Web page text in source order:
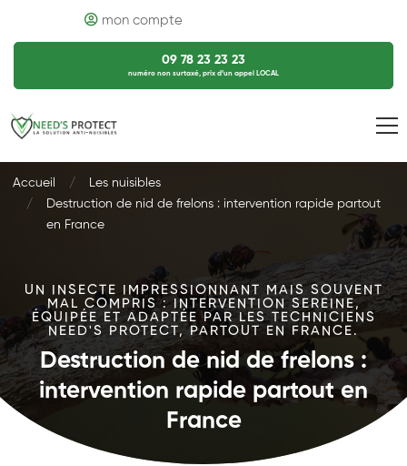
mon compte
09 78 23 23 23
numéro non surtaxé, prix d’un appel LOCAL
Accueil
Les nuisibles
Destruction de nid de frelons : intervention rapide partout
en France
UN INSECTE IMPRESSIONNANT MAIS SOUVENT
MAL COMPRIS : INTERVENTION SEREINE,
ÉQUIPÉE ET ADAPTÉE PAR LES TECHNICIENS
NEED'S PROTECT, PARTOUT EN FRANCE.
Destruction de nid de frelons :
intervention rapide partout en
France